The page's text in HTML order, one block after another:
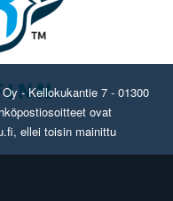
- Kellokukantie 7 - 01300
ovat
ellei toisin mainittu